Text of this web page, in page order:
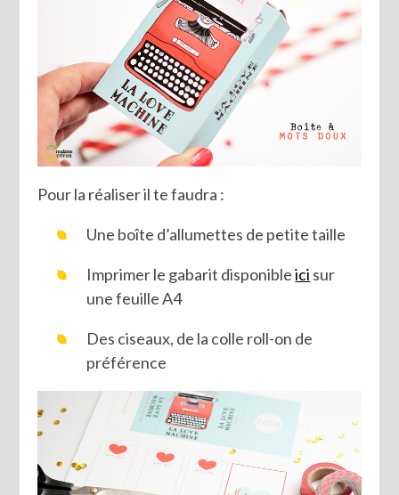
Pour la réaliser il te faudra :
Une boîte d’allumettes de petite taille
Imprimer le gabarit disponibleici sur
une feuille A4
Des ciseaux, de la colle roll-on de
préférence